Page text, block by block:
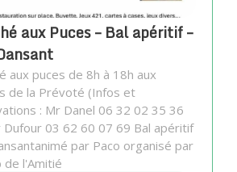
aux Puces – Bal apéritif –
aux puces de 8h à 18h aux
de la Prévoté (Infos et
: Mr Danel 06 32 02 35 36
03 62 60 07 69 Bal apéritif
par Paco organisé par
de l'Amitié